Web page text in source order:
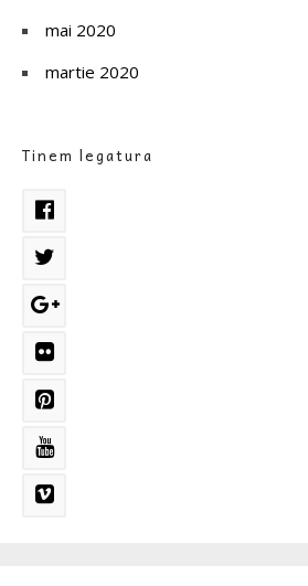
mai 2020
martie 2020
Tinem legatura